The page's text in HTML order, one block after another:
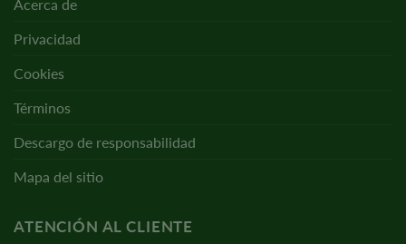
Acerca de
Privacidad
Cookies
Términos
Descargo de responsabilidad
Mapa del sitio
ATENCIÓN AL CLIENTE